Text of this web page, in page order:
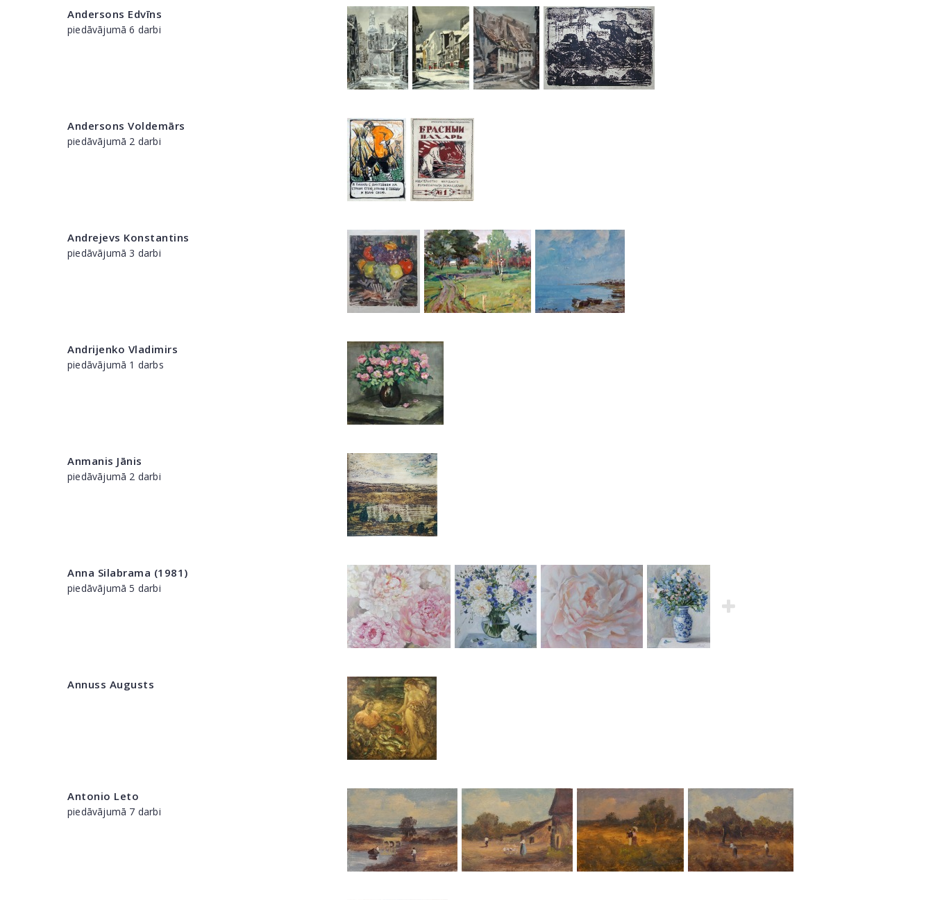
Andersons Edvīns
piedāvājumā 6 darbi
Andersons Voldemārs
piedāvājumā 2 darbi
Andrejevs Konstantins
piedāvājumā 3 darbi
Andrijenko Vladimirs
piedāvājumā 1 darbs
Anmanis Jānis
piedāvājumā 2 darbi
Anna Silabrama (1981)
piedāvājumā 5 darbi
Annuss Augusts
Antonio Leto
piedāvājumā 7 darbi